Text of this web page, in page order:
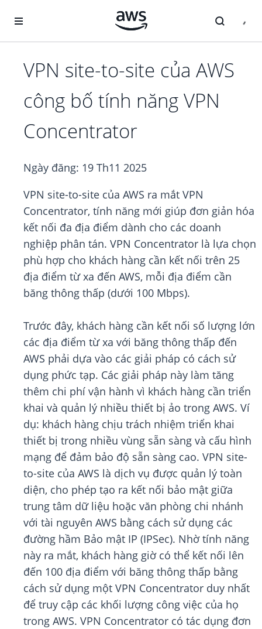
VPN site-to-site của AWS
công bố tính năng VPN
Concentrator
Ngày đăng: 19 Th11 2025
VPN site-to-site của AWS ra mắt VPN
Concentrator, tính năng mới giúp đơn giản hóa
kết nối đa địa điểm dành cho các doanh
nghiệp phân tán. VPN Concentrator là lựa chọn
phù hợp cho khách hàng cần kết nối trên 25
địa điểm từ xa đến AWS, mỗi địa điểm cần
băng thông thấp (dưới 100 Mbps).
Trước đây, khách hàng cần kết nối số lượng lớn
các địa điểm từ xa với băng thông thấp đến
AWS phải dựa vào các giải pháp có cách sử
dụng phức tạp. Các giải pháp này làm tăng
thêm chi phí vận hành vì khách hàng cần triển
khai và quản lý nhiều thiết bị ảo trong AWS. Ví
dụ: khách hàng chịu trách nhiệm triển khai
thiết bị trong nhiều vùng sẵn sàng và cấu hình
mạng để đảm bảo độ sẵn sàng cao. VPN site-
to-site của AWS là dịch vụ được quản lý toàn
diện, cho phép tạo ra kết nối bảo mật giữa
trung tâm dữ liệu hoặc văn phòng chi nhánh
với tài nguyên AWS bằng cách sử dụng các
đường hầm Bảo mật IP (IPSec). Nhờ tính năng
này ra mắt, khách hàng giờ có thể kết nối lên
đến 100 địa điểm với băng thông thấp bằng
cách sử dụng một VPN Concentrator duy nhất
để truy cập các khối lượng công việc của họ
trong AWS. VPN Concentrator có tác dụng đơn